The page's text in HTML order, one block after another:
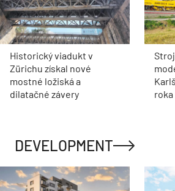
Historický viadukt v
Zürichu získal nové
mostné ložiská a
dilatačné závery
roka
DEVELOPMENT